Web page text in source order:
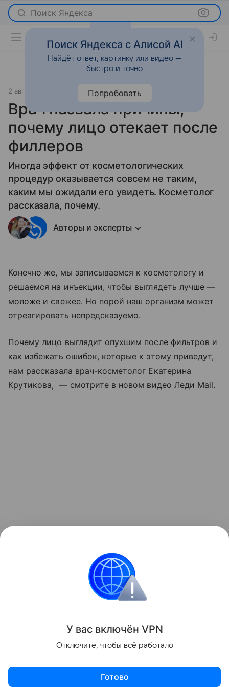
Поиск Яндекса
2 августа 2026 Леди Mail Красота
Врач назвала причины,
почему лицо отекает после
филлеров
Иногда эффект от косметологических
процедур оказывается совсем не таким,
каким мы ожидали его увидеть. Косметолог
рассказала, почему.
Авторы и эксперты
Конечно же, мы записываемся к косметологу и
решаемся на инъекции, чтобы выглядеть лучше —
моложе и свежее. Но порой наш организм может
отреагировать непредсказуемо.
Почему лицо выглядит опухшим после фильтров и
как избежать ошибок, которые к этому приведут,
нам рассказала врач-косметолог Екатерина
Крутикова, — смотрите в новом видео Леди Mail.
У вас включён VPN
Отключите, чтобы всё работало
Готово
Поиск Яндекса с Алисой AI
Найдёт ответ, картинку или видео —
быстро и точно
Попробовать